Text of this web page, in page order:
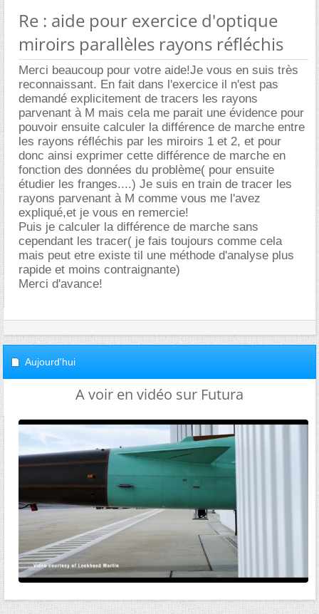
Re : aide pour exercice d'optique
miroirs parallèles rayons réfléchis
Merci beaucoup pour votre aide!Je vous en suis très
reconnaissant. En fait dans l'exercice il n'est pas
demandé explicitement de tracers les rayons
parvenant à M mais cela me parait une évidence pour
pouvoir ensuite calculer la différence de marche entre
les rayons réfléchis par les miroirs 1 et 2, et pour
donc ainsi exprimer cette différence de marche en
fonction des données du problème( pour ensuite
étudier les franges....) Je suis en train de tracer les
rayons parvenant à M comme vous me l'avez
expliqué,et je vous en remercie!
Puis je calculer la différence de marche sans
cependant les tracer( je fais toujours comme cela
mais peut etre existe til une méthode d'analyse plus
rapide et moins contraignante)
Merci d'avance!
Aujourd'hui
A voir en vidéo sur Futura